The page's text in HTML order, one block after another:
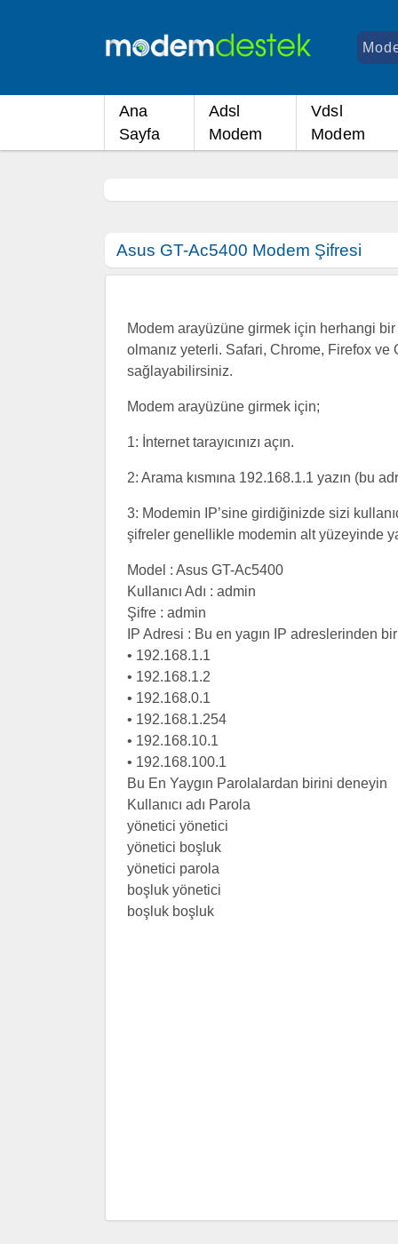
Ana
Sayfa
Adsl
Modem
Vdsl
Modem
Asus GT-Ac5400 Modem Şifresi
Modem arayüzüne girmek için herhangi bir
olmanız yeterli. Safari, Chrome, Firefox ve
sağlayabilirsiniz.
Modem arayüzüne girmek için;
1: İnternet tarayıcınızı açın.
2: Arama kısmına 192.168.1.1 yazın (bu
3: Modemin IP’sine girdiğinizde sizi
şifreler genellikle modemin alt yüzeyinde
Model : Asus GT-Ac5400
Kullanıcı Adı : admin
Şifre : admin
IP Adresi : Bu en yagın IP adreslerinden
• 192.168.1.1
• 192.168.1.2
• 192.168.0.1
• 192.168.1.254
• 192.168.10.1
• 192.168.100.1
Bu En Yaygın Parolalardan birini deneyin
Kullanıcı adı Parola
yönetici yönetici
yönetici boşluk
yönetici parola
boşluk yönetici
boşluk boşluk